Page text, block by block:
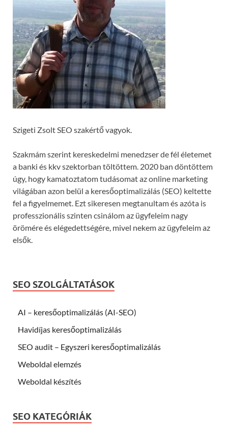
Szigeti Zsolt SEO szakértő vagyok.
Szakmám szerint kereskedelmi menedzser de fél életemet
a banki és kkv szektorban töltöttem. 2020 ban döntöttem
úgy, hogy kamatoztatom tudásomat az online marketing
világában azon belül a keresőoptimalizálás (SEO) keltette
fel a figyelmemet. Ezt sikeresen megtanultam és azóta is
professzionális szinten csinálom az ügyfeleim nagy
örömére és elégedettségére, mivel nekem az ügyfeleim az
elsők.
SEO SZOLGÁLTATÁSOK
AI – keresőoptimalizálás (AI-SEO)
Havidíjas keresőoptimalizálás
SEO audit – Egyszeri keresőoptimalizálás
Weboldal elemzés
Weboldal készítés
SEO KATEGÓRIÁK